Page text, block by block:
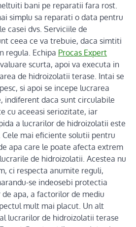
bani pe reparatii fara rost.
simplu sa reparati o data pentru
casei dvs. Serviciile de
ceea ce va trebuie, daca simtiti
regula. Echipa Procas Expert
scurta, apoi va executa in
de hidroizolatii terase. Intai se
si apoi se incepe lucrarea
indiferent daca sunt circulabile
cu aceeasi seriozitate, iar
a lucrarilor de hidroizolatii este
mai eficiente solutii pentru
apa care le poate afecta extrem
de hidroizolatii. Acestea nu
ci respecta anumite reguli,
se indeosebi protectia
apa, a factorilor de mediu
mult mai placut. Un alt
lucrarilor de hidroizolatii terase